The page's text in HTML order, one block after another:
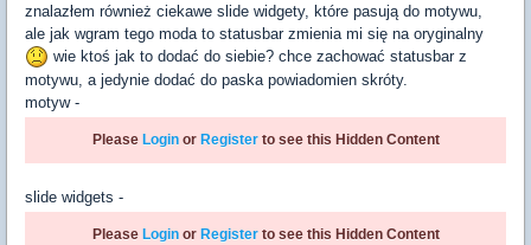
znalazłem również ciekawe slide widgety, które pasują do motywu,
ale jak wgram tego moda to statusbar zmienia mi się na oryginalny
wie ktoś jak to dodać do siebie? chce zachować statusbar z
motywu, a jedynie dodać do paska powiadomien skróty.
motyw -
Please Loginor Registerto see this Hidden Content
slide widgets -
Please Loginor Registerto see this Hidden Content